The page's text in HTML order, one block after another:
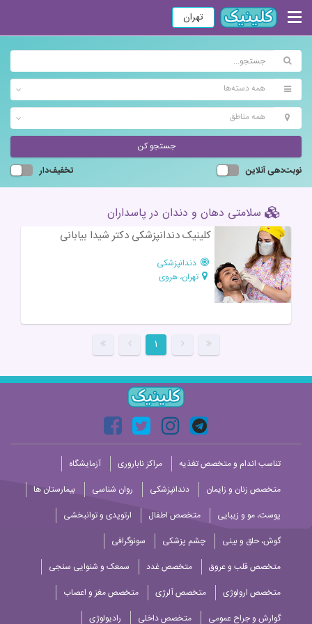
تهران
همه دسته‌ها
همه مناطق
جستجو کن
نوبت‌دهی آنلاین
تخفیف‌دار
سلامتی دهان و دندان در پاسداران
کلینیک دندانپزشکی دکتر شیدا بیابانی
دندانپزشکی
تهران، هروی
۱
تناسب اندام و متخصص تغذیه مراکز ناباروری
آزمایشگاه
متخصص زنان و زایمان
دندانپزشکی روان شناسی
بیمارستان ها
پوست، مو و زیبایی
متخصص اطفال
ارتوپدی و توانبخشی
گوش، حلق و بینی
چشم پزشکی
سونوگرافی
متخصص قلب و عروق
متخصص غدد
سمعک و شنوایی سنجی
متخصص ارولوژی
متخصص آلرژی
متخصص مغز و اعصاب
گوارش و جراح عمومی
متخصص داخلی رادیولوژی